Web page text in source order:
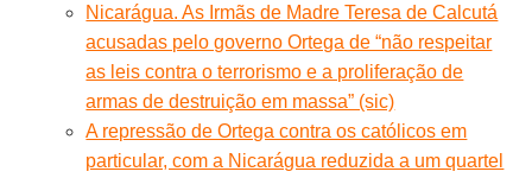
Nicarágua. As Irmãs de Madre Teresa de Calcutá
acusadas pelo governo Ortega de “não respeitar
as leis contra o terrorismo e a proliferação de
armas de destruição em massa” (sic)
A repressão de Ortega contra os católicos em
particular, com a Nicarágua reduzida a um quartel